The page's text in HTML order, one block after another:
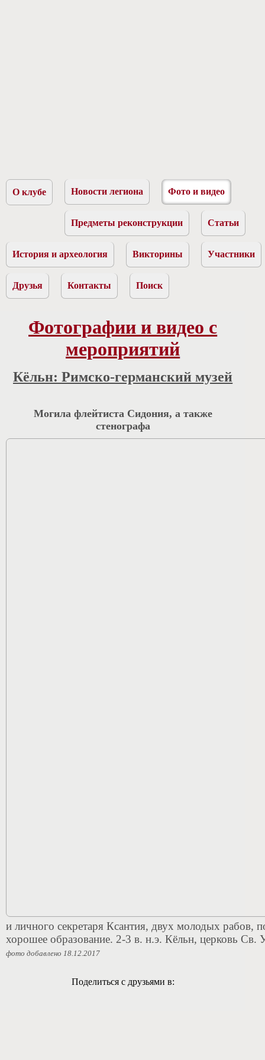
О клубе Новости легиона Фото и видео
Предметы реконструкции Статьи
История и археология Викторины Участники
Друзья Контакты Поиск
Фотографии и видео с
мероприятий
Кёльн: Римско-германский музей
Могила флейтиста Сидония, а также
стенографа
и личного секретаря Ксантия, двух молодых рабов,
хорошее образование. 2-3 в. н.э. Кёльн, церковь Св.
фото добавлено 18.12.2017
Поделиться с друзьями в: